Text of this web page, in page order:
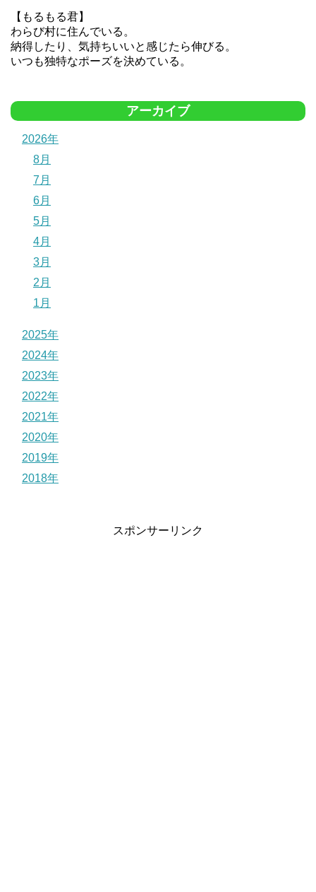
【もるもる君】
わらび村に住んでいる。
納得したり、気持ちいいと感じたら伸びる。
いつも独特なポーズを決めている。
アーカイブ
2026年
8月
7月
6月
5月
4月
3月
2月
1月
2025年
2024年
2023年
2022年
2021年
2020年
2019年
2018年
スポンサーリンク